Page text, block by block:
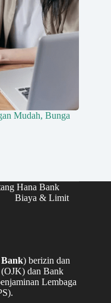
Mudah, Bunga
Hana Bank
Biaya & Limit
) berizin dan
(OJK) dan Bank
Lembaga